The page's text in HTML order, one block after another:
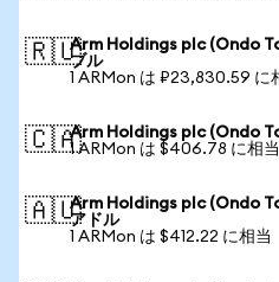
🇷🇺Arm Holdings plc (Ondo
ブル
1 ARMon は ₽23,830.59 に
🇨🇦Arm Holdings plc (Ondo
1 ARMon は $406.78 に相当
🇦🇺Arm Holdings plc (Ondo
アドル
1 ARMon は $412.22 に相当